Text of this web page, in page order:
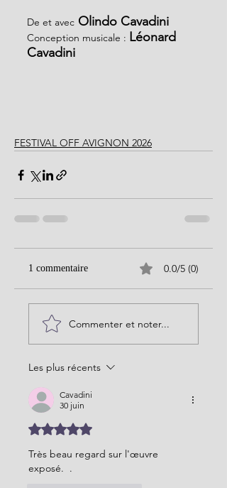
De et avec Olindo Cavadini
Conception musicale : Léonard
Cavadini
FESTIVAL OFF AVIGNON 2026
1 commentaire 0.0/5 (0)
Commenter et noter...
Les plus récents
Cavadini
30 juin
Noté 5 étoiles sur 5.
Très beau regard sur l'œuvre
exposé.  .